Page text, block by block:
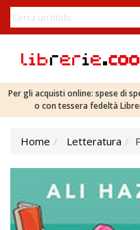
Per gli acquisti online: spese di
o con tessera fedeltà
Home Letteratura